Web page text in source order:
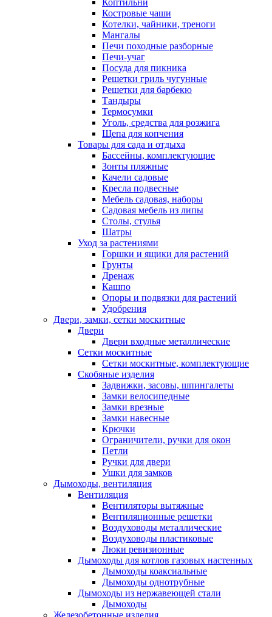
Коптильни
Костровые чаши
Котелки, чайники, треноги
Мангалы
Печи походные разборные
Печи-учаг
Посуда для пикника
Решетки гриль чугунные
Решетки для барбекю
Тандыры
Термосумки
Уголь, средства для розжига
Щепа для копчения
Товары для сада и отдыха
Бассейны, комплектующие
Зонты пляжные
Качели садовые
Кресла подвесные
Мебель садовая, наборы
Садовая мебель из липы
Столы, стулья
Шатры
Уход за растениями
Горшки и ящики для растений
Грунты
Дренаж
Кашпо
Опоры и подвязки для растений
Удобрения
Двери, замки, сетки москитные
Двери
Двери входные металлические
Сетки москитные
Сетки москитные, комплектующие
Скобяные изделия
Задвижки, засовы, шпингалеты
Замки велосипедные
Замки врезные
Замки навесные
Крючки
Ограничители, ручки для окон
Петли
Ручки для двери
Ушки для замков
Дымоходы, вентиляция
Вентиляция
Вентиляторы вытяжные
Вентиляционные решетки
Воздуховоды металлические
Воздуховоды пластиковые
Люки ревизионные
Дымоходы для котлов газовых настенных
Дымоходы коаксиальные
Дымоходы однотрубные
Дымоходы из нержавеющей стали
Дымоходы
Железобетонные изделия